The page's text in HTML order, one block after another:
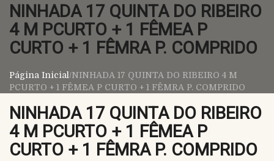
NINHADA 17 QUINTA DO RIBEIRO
4 M PCURTO + 1 FÊMEA P
CURTO + 1 FÊMRA P. COMPRIDO
Página Inicial/NINHADA 17 QUINTA DO RIBEIRO 4 M
PCURTO + 1 FÊMEA P CURTO + 1 FÊMRA P. COMPRIDO
NINHADA 17 QUINTA DO RIBEIRO
4 M PCURTO + 1 FÊMEA P
CURTO + 1 FÊMRA P. COMPRIDO